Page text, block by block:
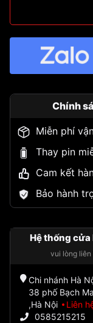
Chính
Miễn phí
Thay pin
Cam kết
Bảo hành
Hệ thống
vui lòng liên
Chi nhánh Hà
38 phố Bạch
,Hà Nội
Liên
0585215215